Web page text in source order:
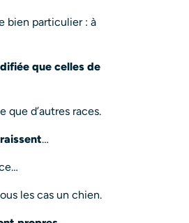
bien particulier : à
que celles de
que d’autres races.
…
les cas un chien.